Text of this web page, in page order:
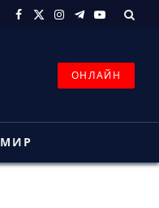
Facebook
X
Instagram
Telegram
YouTube
ОНЛАЙН
МИР